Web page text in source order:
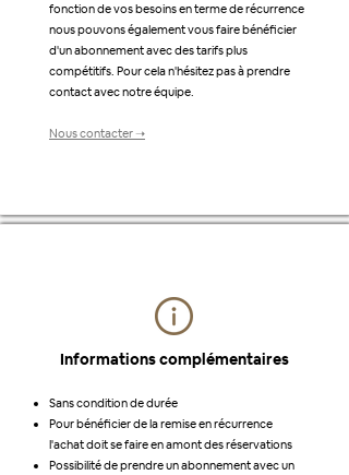
fonction de vos besoins en terme de récurrence
nous pouvons également vous faire bénéficier
d'un abonnement avec des tarifs plus
compétitifs. Pour cela n'hésitez pas à prendre
contact avec notre équipe.
Nous contacter ➝
Informations complémentaires
Sans condition de durée
Pour bénéficier de la remise en récurrence
l'achat doit se faire en amont des réservations
Possibilité de prendre un abonnement avec un